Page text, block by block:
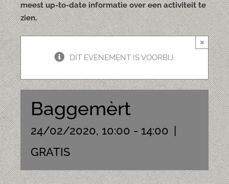
meest up-to-date informatie over een activiteit te
zien.
DIT EVENEMENT IS VOORBIJ.
×
Baggemèrt
24/02/2020, 10:00 - 14:00 |
GRATIS